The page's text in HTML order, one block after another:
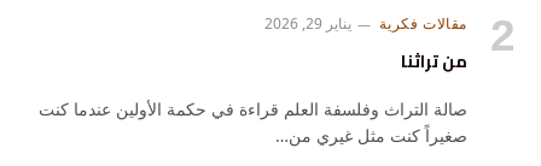
مقالات فكرية يناير 29, 2026
من تراثنا
صالة التراث وفلسفة العلم قراءة في حكمة الأولين عندما كنت
صغيراً كنت مثل غيري من…